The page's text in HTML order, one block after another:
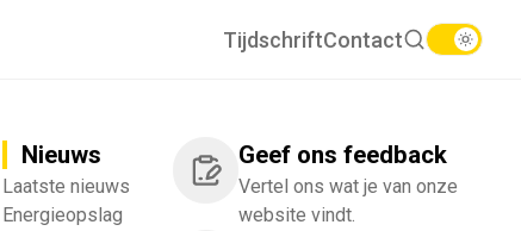
TijdschriftContact
Nieuws
Laatste nieuws
Energieopslag
Geef ons feedback
Vertel ons wat je van onze
website vindt.